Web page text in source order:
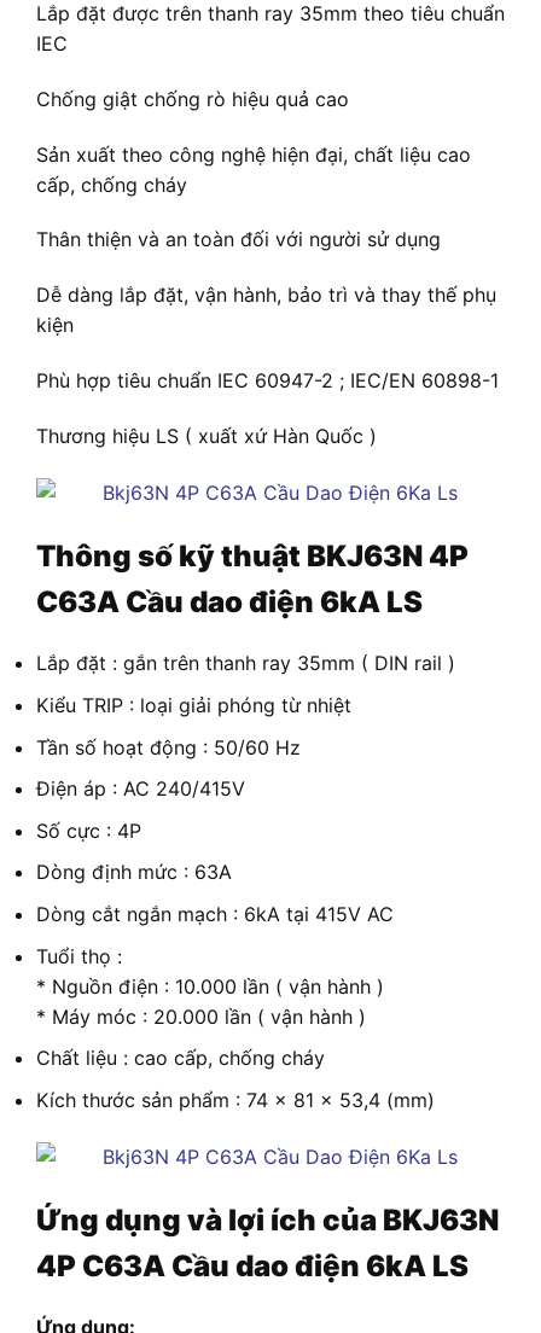
Lắp đặt được trên thanh ray 35mm theo tiêu chuẩn
IEC
Chống giật chống rò hiệu quả cao
Sản xuất theo công nghệ hiện đại, chất liệu cao
cấp, chống cháy
Thân thiện và an toàn đối với người sử dụng
Dễ dàng lắp đặt, vận hành, bảo trì và thay thế phụ
kiện
Phù hợp tiêu chuẩn IEC 60947-2 ; IEC/EN 60898-1
Thương hiệu LS ( xuất xứ Hàn Quốc )
Thông số kỹ thuật BKJ63N 4P
C63A Cầu dao điện 6kA LS
Lắp đặt : gắn trên thanh ray 35mm ( DIN rail )
Kiểu TRIP : loại giải phóng từ nhiệt
Tần số hoạt động : 50/60 Hz
Điện áp : AC 240/415V
Số cực : 4P
Dòng định mức : 63A
Dòng cắt ngắn mạch : 6kA tại 415V AC
Tuổi thọ :
* Nguồn điện : 10.000 lần ( vận hành )
* Máy móc : 20.000 lần ( vận hành )
Chất liệu : cao cấp, chống cháy
Kích thước sản phẩm : 74 x 81 x 53,4 (mm)
Ứng dụng và lợi ích của BKJ63N
4P C63A Cầu dao điện 6kA LS
Ứng dụng: